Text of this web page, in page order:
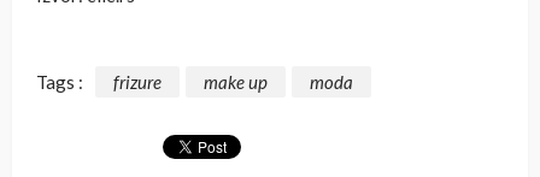
Tags : frizure make up moda